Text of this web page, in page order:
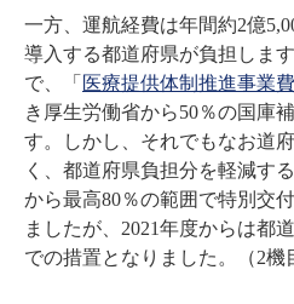
一方、運航経費は年間約2億
導入する都道府県が負担しま
で、「 医療提供体制推進事業
き厚生労働省から50％の国庫
す。しかし、それでもなお道
く、都道府県負担分を軽減す
から最高80％の範囲で特別交
ましたが、2021年度からは都
での措置となりました。（2機